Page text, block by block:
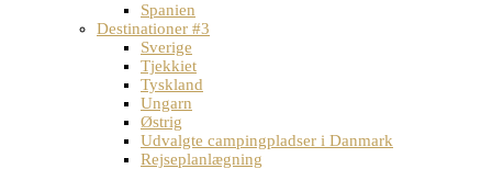
Spanien
Destinationer #3
Sverige
Tjekkiet
Tyskland
Ungarn
Østrig
Udvalgte campingpladser i Danmark
Rejseplanlægning